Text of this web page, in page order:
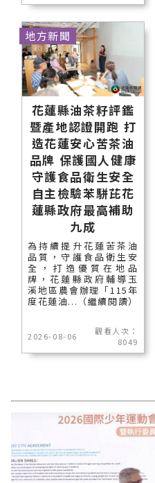
花蓮縣油茶籽評鑑
暨產地認證開跑 打
造花蓮安心苦茶油
品牌 保護國人健康
守護食品衛生安全
自主檢驗苯駢芘花
蓮縣政府最高補助
九成
為持續提升花蓮苦茶油
品質，守護食品衛生安
全，打造優質在地品
牌，花蓮縣政府輔導玉
溪地區農會辦理「115年
度花蓮油...（繼續閱讀）
2026-08-06
觀看人次：
8049
地方新聞